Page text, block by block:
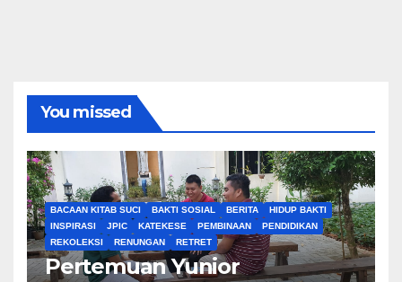
You missed
BACAAN KITAB SUCI BAKTI SOSIAL BERITA
HIDUP BAKTI
INSPIRASI
JPIC KATEKESE PEMBINAAN
PENDIDIKAN
REKOLEKSI
RENUNGAN RETRET
Pertemuan Yunior